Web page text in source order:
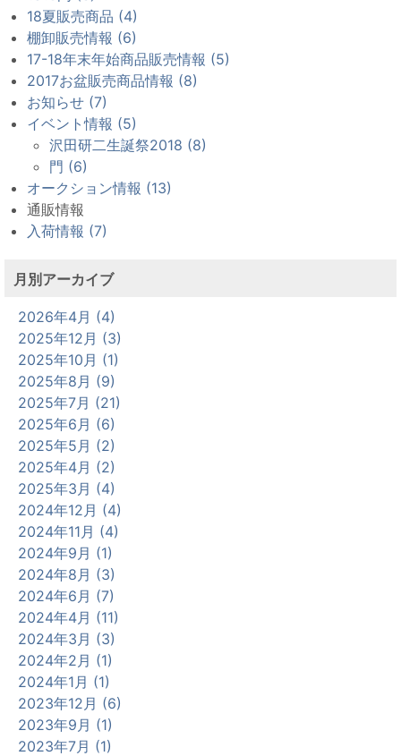
18夏販売商品 (4)
棚卸販売情報 (6)
17-18年末年始商品販売情報 (5)
2017お盆販売商品情報 (8)
お知らせ (7)
イベント情報 (5)
沢田研二生誕祭2018 (8)
門 (6)
オークション情報 (13)
通販情報
入荷情報 (7)
月別アーカイブ
2026年4月 (4)
2025年12月 (3)
2025年10月 (1)
2025年8月 (9)
2025年7月 (21)
2025年6月 (6)
2025年5月 (2)
2025年4月 (2)
2025年3月 (4)
2024年12月 (4)
2024年11月 (4)
2024年9月 (1)
2024年8月 (3)
2024年6月 (7)
2024年4月 (11)
2024年3月 (3)
2024年2月 (1)
2024年1月 (1)
2023年12月 (6)
2023年9月 (1)
2023年7月 (1)